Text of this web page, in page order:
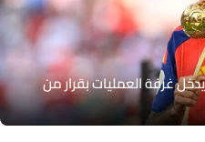
غرفة العمليات بقرار من